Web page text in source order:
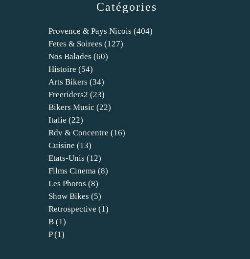
Catégories
Provence & Pays Nicois (404)
Fetes & Soirees (127)
Nos Balades (60)
Histoire (54)
Arts Bikers (34)
Freeriders2 (23)
Bikers Music (22)
Italie (22)
Rdv & Concentre (16)
Cuisine (13)
Etats-Unis (12)
Films Cinema (8)
Les Photos (8)
Show Bikes (5)
Retrospective (1)
B (1)
P(1)